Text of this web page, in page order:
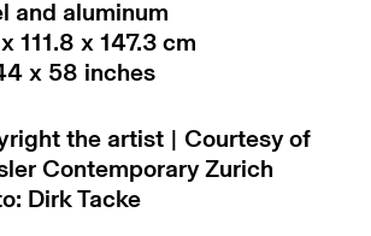
cookies
© 2026 max goelitz
and aluminum
111.8 x 147.3 cm
x 58 inches
the artist | Courtesy of
Contemporary Zurich
Dirk Tacke